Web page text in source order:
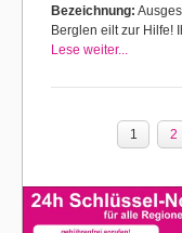
Bezeichnung:
Berglen eilt zur Hilfe!
Lese weiter...
1 2